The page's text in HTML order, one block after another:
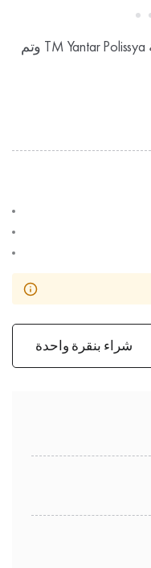
* - هذه الصور مملوكة لشركة TM Yantar Polissya وتم
شراء بنقرة واحدة